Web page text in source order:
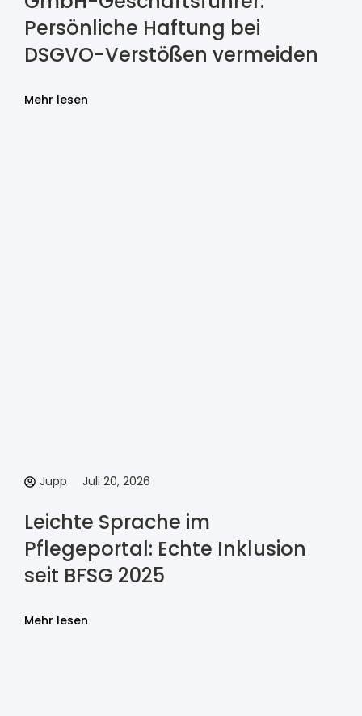
Persönliche Haftung bei
DSGVO-Verstößen vermeiden
Mehr lesen
Jupp Juli 20, 2026
Leichte Sprache im
Pflegeportal: Echte Inklusion
seit BFSG 2025
Mehr lesen